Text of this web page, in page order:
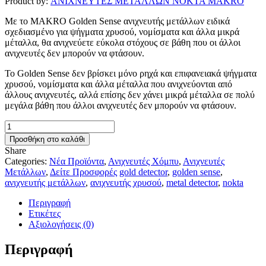
950,00 €.
Με το MAKRO Golden Sense ανιχνευτής μετάλλων ειδικά
σχεδιασμένο για ψήγματα χρυσού, νομίσματα και άλλα μικρά
μέταλλα, θα ανιχνεύετε εύκολα στόχους σε βάθη που οι άλλοι
ανιχνευτές δεν μπορούν να φτάσουν.
Το Golden Sense δεν βρίσκει μόνο ρηχά και επιφανειακά ψήγματα
χρυσού, νομίσματα και άλλα μέταλλα που ανιχνεύονται από
άλλους ανιχνευτές, αλλά επίσης δεν χάνει μικρά μέταλλα σε πολύ
μεγάλα βάθη που άλλοι ανιχνευτές δεν μπορούν να φτάσουν.
NOKTA
GOLDEN
SENSE
ποσότητα
Προσθήκη στο καλάθι
Share
Categories: Νέα Προϊόντα, Ανιχνευτές Χόμπυ, Ανιχνευτές
Μετάλλων, Δείτε Προσφορές gold detector, golden sense,
ανιχνευτής μετάλλων, ανιχνευτής χρυσού, metal detector, nokta
Περιγραφή
Ετικέτες
Αξιολογήσεις (0)
Περιγραφή